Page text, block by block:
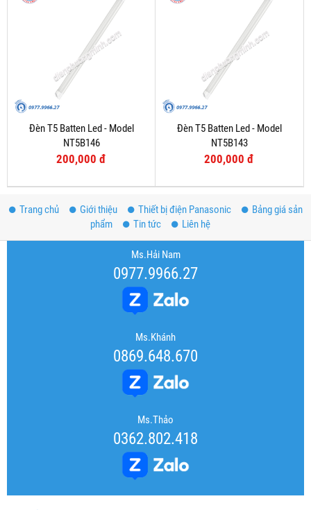
Đèn T5 Batten Led - Model
NT5B146
200,000 đ
Đèn T5 Batten Led - Model
NT5B143
200,000 đ
Trang chủ Giới thiệu Thiết bị điện Panasonic
Bảng giá sản
phẩm
Tin tức Liên hệ
Ms.Hải Nam
0977.9966.27
Ms.Khánh
0869.648.670
Ms.Thảo
0362.802.418